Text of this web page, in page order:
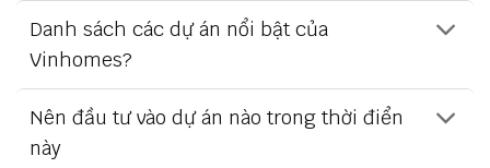
Danh sách các dự án nổi bật của
Vinhomes?
Nên đầu tư vào dự án nào trong thời điển
này